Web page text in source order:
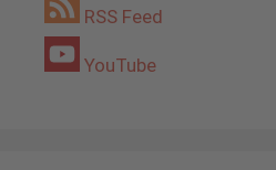
RSS Feed
YouTube